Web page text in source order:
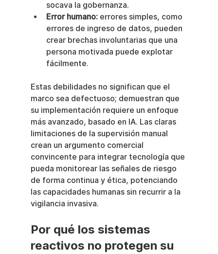
socava la gobernanza.
Error humano: errores simples, como
errores de ingreso de datos, pueden
crear brechas involuntarias que una
persona motivada puede explotar
fácilmente.
Estas debilidades no significan que el
marco sea defectuoso; demuestran que
su implementación requiere un enfoque
más avanzado, basado en IA. Las claras
limitaciones de la supervisión manual
crean un argumento comercial
convincente para integrar tecnología que
pueda monitorear las señales de riesgo
de forma continua y ética, potenciando
las capacidades humanas sin recurrir a la
vigilancia invasiva.
Por qué los sistemas
reactivos no protegen su